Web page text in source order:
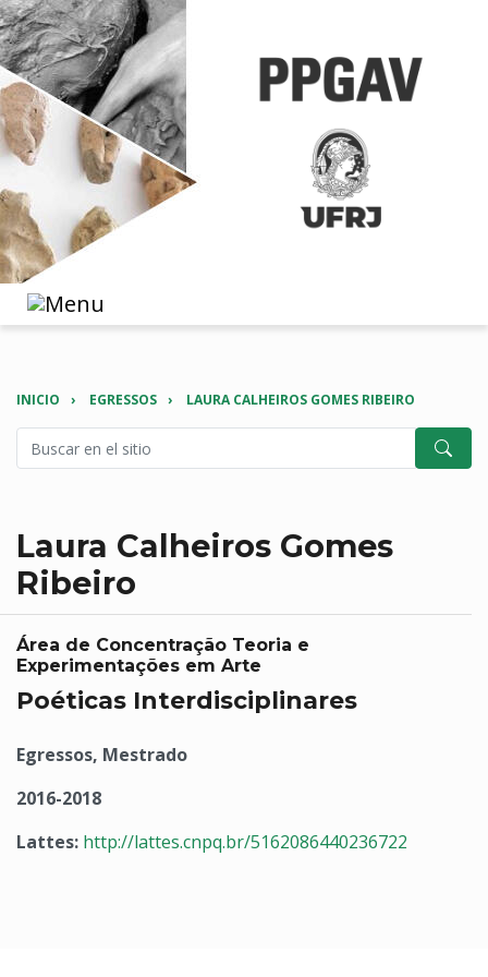
INICIO EGRESSOS LAURA CALHEIROS GOMES RIBEIRO
Laura Calheiros Gomes
Ribeiro
Área de Concentração Teoria e
Experimentações em Arte
Poéticas Interdisciplinares
Egressos, Mestrado
2016-2018
Lattes: http://lattes.cnpq.br/5162086440236722